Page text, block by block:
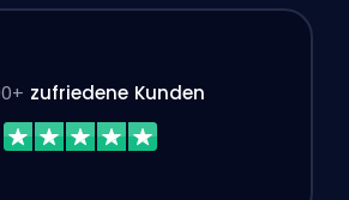
zufriedene Kunden